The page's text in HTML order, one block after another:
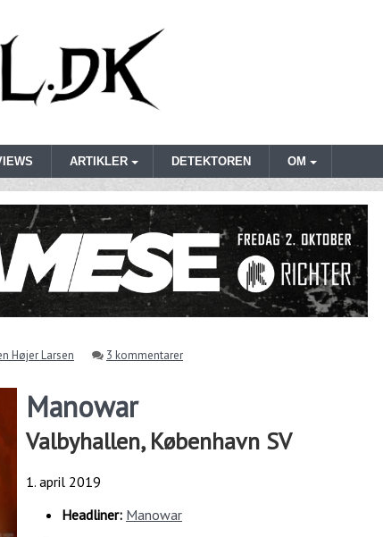
ARTIKLER DETEKTOREN OM
Højer Larsen 3 kommentarer
Manowar
Valbyhallen, København SV
1. april 2019
Headliner: Manowar